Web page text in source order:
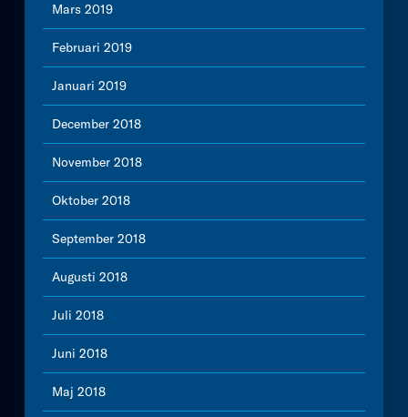
Mars 2019
Februari 2019
Januari 2019
December 2018
November 2018
Oktober 2018
September 2018
Augusti 2018
Juli 2018
Juni 2018
Maj 2018